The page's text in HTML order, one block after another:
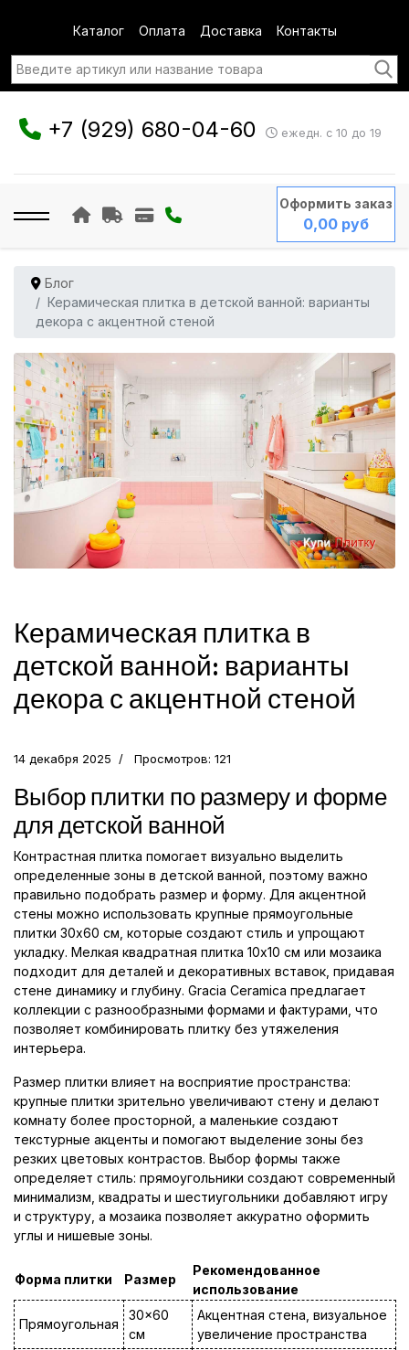
Каталог Оплата Доставка Контакты
+7 (929) 680-04-60 ежедн. с 10 до 19
Оформить заказ
0,00 руб
Блог
Керамическая плитка в детской ванной: варианты
декора с акцентной стеной
Керамическая плитка в
детской ванной: варианты
декора с акцентной стеной
14 декабря 2025 Просмотров: 121
Выбор плитки по размеру и форме
для детской ванной
Контрастная плитка помогает визуально выделить
определенные зоны в детской ванной, поэтому важно
правильно подобрать размер и форму. Для акцентной
стены можно использовать крупные прямоугольные
плитки 30x60 см, которые создают стиль и упрощают
укладку. Мелкая квадратная плитка 10x10 см или мозаика
подходит для деталей и декоративных вставок, придавая
стене динамику и глубину. Gracia Ceramica предлагает
коллекции с разнообразными формами и фактурами, что
позволяет комбинировать плитку без утяжеления
интерьера.
Размер плитки влияет на восприятие пространства:
крупные плитки зрительно увеличивают стену и делают
комнату более просторной, а маленькие создают
текстурные акценты и помогают выделение зоны без
резких цветовых контрастов. Выбор формы также
определяет стиль: прямоугольники создают современный
минимализм, квадраты и шестиугольники добавляют игру
и структуру, а мозаика позволяет аккуратно оформить
углы и нишевые зоны.
Форма плитки Размер
Рекомендованное
использование
Прямоугольная
30x60
см
Акцентная стена, визуальное
увеличение пространства